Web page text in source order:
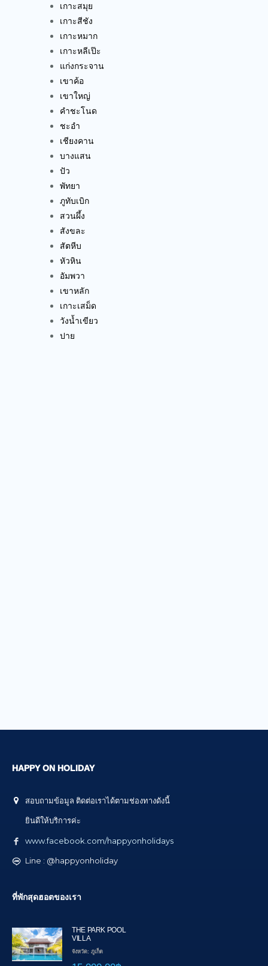
เกาะสมุย
เกาะสีชัง
เกาะหมาก
เกาะหลีเป๊ะ
แก่งกระจาน
เขาค้อ
เขาใหญ่
คำชะโนด
ชะอำ
เชียงคาน
บางแสน
ปัว
พัทยา
ภูทับเบิก
สวนผึ้ง
สังขละ
สัตหีบ
หัวหิน
อัมพวา
เขาหลัก
เกาะเสม็ด
วังน้ำเขียว
ปาย
HAPPY ON HOLIDAY
สอบถามข้อมูล ติดต่อเราได้ตามช่องทางดังนี้
ยินดีให้บริการค่ะ
www.facebook.com/happyonholidays
Line : @happyonholiday
ที่พักสุดฮอตของเรา
THE PARK POOL
VILLA
จังหวัด: ภูเก็ต